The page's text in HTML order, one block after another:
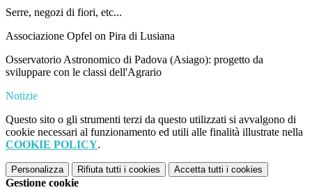
Serre, negozi di fiori, etc...
Associazione Opfel on Pira di Lusiana
Osservatorio Astronomico di Padova (Asiago): progetto da
sviluppare con le classi dell'Agrario
Notizie
Questo sito o gli strumenti terzi da questo utilizzati si avvalgono di
cookie necessari al funzionamento ed utili alle finalità illustrate nella
COOKIE POLICY.
Personalizza Rifiuta tutti i cookies Accetta tutti i cookies
Gestione cookie